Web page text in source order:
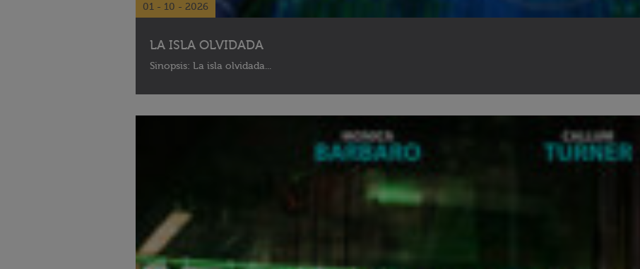
01 - 10 - 2026
LA ISLA OLVIDADA
Sinopsis: La isla olvidada...